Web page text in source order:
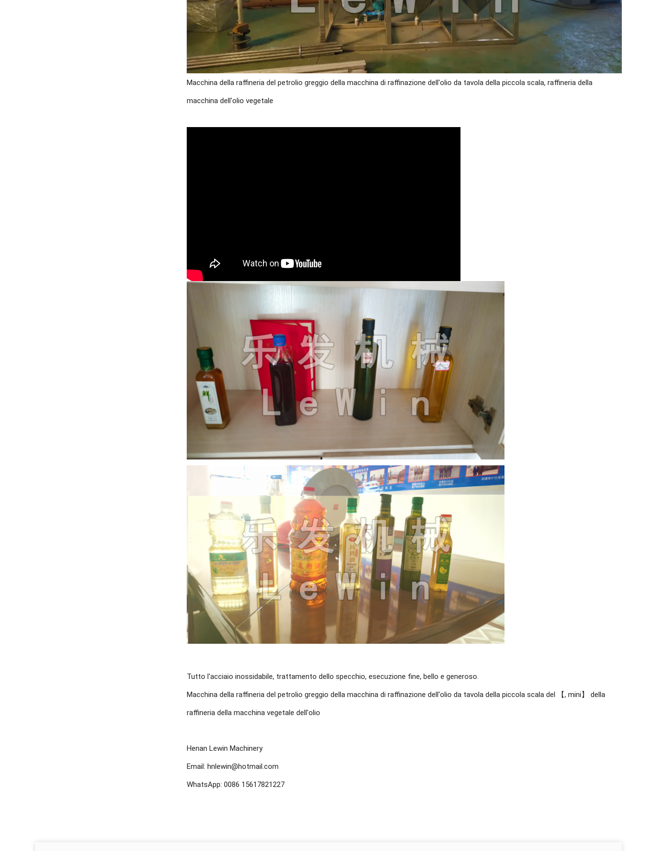
Macchina della raffineria del petrolio greggio della macchina di raffinazione dell'olio da tavola della piccola scala, raffineria della
macchina dell'olio vegetale
Tutto l'acciaio inossidabile, trattamento dello specchio, esecuzione fine, bello e generoso.
Macchina della raffineria del petrolio greggio della macchina di raffinazione dell'olio da tavola della piccola scala del 【, mini】 della
raffineria della macchina vegetale dell'olio
Henan Lewin Machinery
Email: hnlewin@hotmail.com
WhatsApp: 0086 15617821227